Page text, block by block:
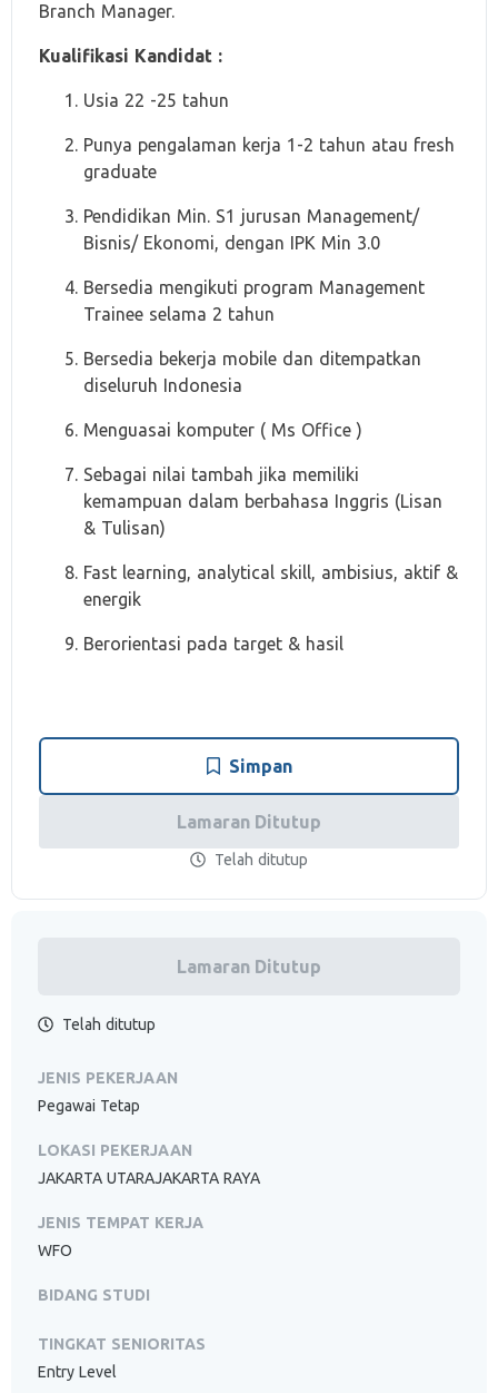
Branch Manager.
Kualifikasi Kandidat :
Usia 22 -25 tahun
Punya pengalaman kerja 1-2 tahun atau fresh
graduate
Pendidikan Min. S1 jurusan Management/
Bisnis/ Ekonomi, dengan IPK Min 3.0
Bersedia mengikuti program Management
Trainee selama 2 tahun
Bersedia bekerja mobile dan ditempatkan
diseluruh Indonesia
Menguasai komputer ( Ms Office )
Sebagai nilai tambah jika memiliki
kemampuan dalam berbahasa Inggris (Lisan
& Tulisan)
Fast learning, analytical skill, ambisius, aktif &
energik
Berorientasi pada target & hasil
Simpan
Lamaran Ditutup
Telah ditutup
Lamaran Ditutup
Telah ditutup
JENIS PEKERJAAN
Pegawai Tetap
LOKASI PEKERJAAN
JAKARTA UTARAJAKARTA RAYA
JENIS TEMPAT KERJA
WFO
BIDANG STUDI
TINGKAT SENIORITAS
Entry Level